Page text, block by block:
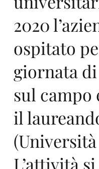
2020
ospitato
giornata
sul campo
il
L’attività
ipl